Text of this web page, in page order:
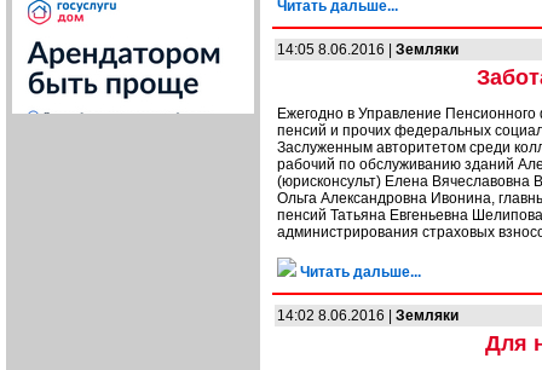
Читать дальше...
14:05 8.06.2016 | Земляки
Ежегодно в Управление
пенсий и прочих федеральных
Заслуженным авторитетом среди
рабочий по обслуживанию зданий
(юрисконсульт) Елена Вячеславовна
Ольга Александровна Ивонина,
пенсий Татьяна Евгеньевна
администрирования страховых
Читать дальше...
14:02 8.06.2016 | Земляки
Для